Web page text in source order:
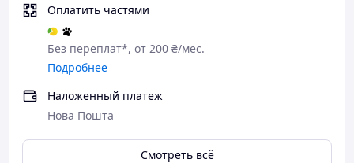
Оплатить частями
Без переплат*, от 200 ₴/мес.
Подробнее
Наложенный платеж
Нова Пошта
Смотреть всё